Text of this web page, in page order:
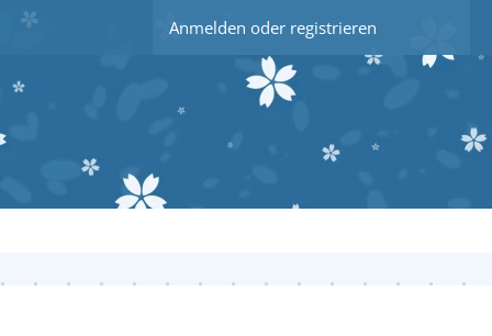
Anmelden oder registrieren